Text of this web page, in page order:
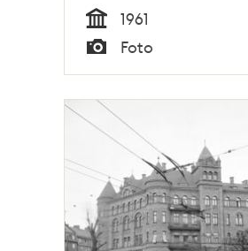
Tid
1961
Typ
Foto